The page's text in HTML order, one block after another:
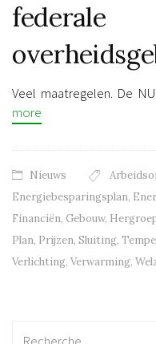
federale
Veel maatregelen. De
more
Nieuws
Energiebesparingsplan,
Financiën, Gebouw,
Plan, Prijzen, Sluiting,
Verlichting, Verwarming,